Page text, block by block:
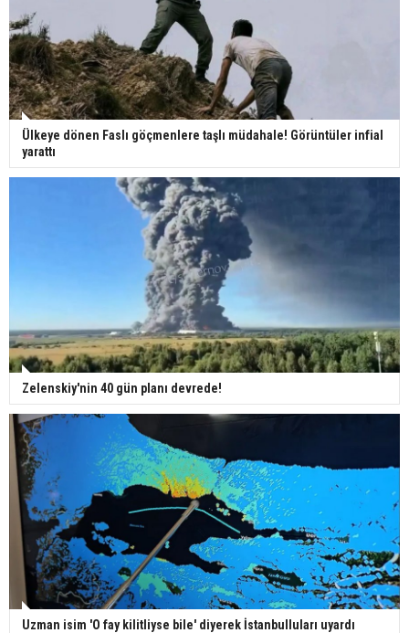
Ülkeye dönen Faslı göçmenlere taşlı müdahale! Görüntüler infial
yarattı
Zelenskiy'nin 40 gün planı devrede!
Uzman isim 'O fay kilitliyse bile' diyerek İstanbulluları uyardı